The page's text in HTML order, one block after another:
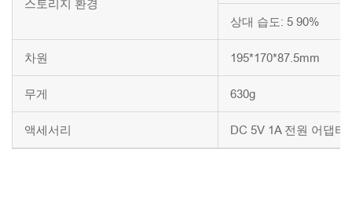
스토리지 환경
상대 습도: 5 90%
차원 195*170*87.5mm
무게 630g
액세서리 DC 5V 1A 전원 어댑터